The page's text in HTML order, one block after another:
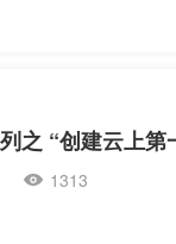
1313